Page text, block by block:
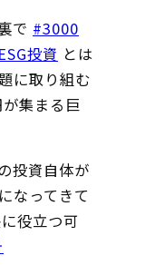
で #3000
投資 とは
に取り組む
集まる巨
投資自体が
なってきて
役立つ可